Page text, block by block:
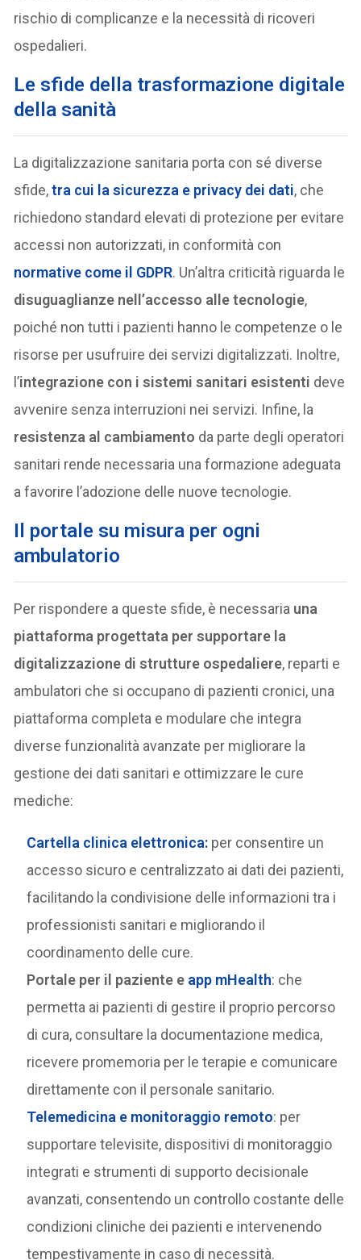
rischio di complicanze e la necessità di ricoveri
ospedalieri.
Le sfide della trasformazione digitale
della sanità
La digitalizzazione sanitaria porta con sé diverse
sfide,tra cui lasicurezza e privacy dei dati, che
richiedono standard elevati di protezione per evitare
accessi non autorizzati, in conformità con
normative come il GDPR. Un’altra criticità riguarda le
disuguaglianze nell’accesso alle tecnologie,
poiché non tutti i pazienti hanno le competenze o le
risorse per usufruire dei servizi digitalizzati. Inoltre,
l’integrazione con i sistemi sanitari esistenti deve
avvenire senza interruzioni nei servizi. Infine, la
resistenza al cambiamento da parte degli operatori
sanitari rende necessaria una formazione adeguata
a favorire l’adozione delle nuove tecnologie.
Il portale su misura per ogni
ambulatorio
Per rispondere a queste sfide, è necessaria una
piattaforma progettata per supportare la
digitalizzazione di strutture ospedaliere, reparti e
ambulatori che si occupano di pazienti cronici, una
piattaforma completa e modulare che integra
diverse funzionalità avanzate per migliorare la
gestione dei dati sanitari e ottimizzare le cure
mediche:
Cartella clinica elettronica: per consentire un
accesso sicuro e centralizzato ai dati dei pazienti,
facilitando la condivisione delle informazioni tra i
professionisti sanitari e migliorando il
coordinamento delle cure.
Portale per il paziente e app mHealth: che
permetta ai pazienti di gestire il proprio percorso
di cura, consultare la documentazione medica,
ricevere promemoria per le terapie e comunicare
direttamente con il personale sanitario.
Telemedicina e monitoraggio remoto: per
supportare televisite, dispositivi di monitoraggio
integrati e strumenti di supporto decisionale
avanzati, consentendo un controllo costante delle
condizioni cliniche dei pazienti e intervenendo
tempestivamente in caso di necessità.